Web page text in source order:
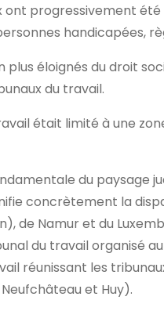
progressivement
handicapées,
plus éloignés du droit
du travail.
était limité à une
du paysage
concrètement la
de Namur et du
du travail organisé
réunissant les
et Huy).